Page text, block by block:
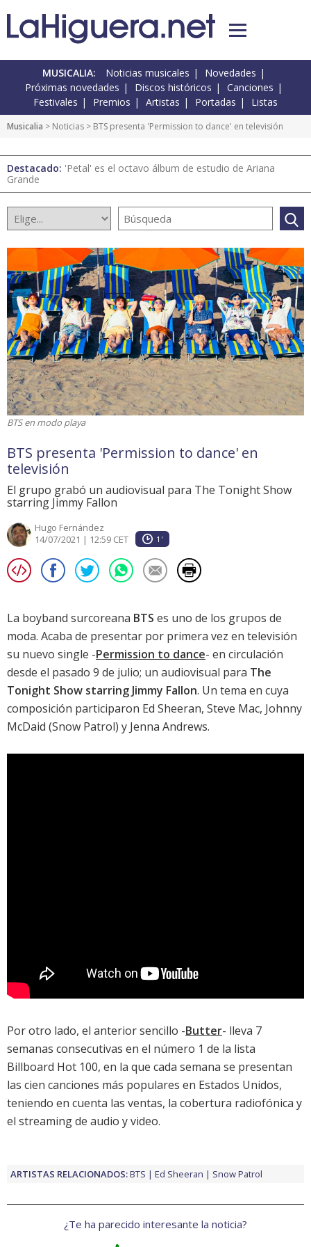
MUSICALIA: Noticias musicales
Novedades
Próximas novedades
Discos históricos
Canciones
Festivales
Premios Artistas Portadas Listas
Musicalia > Noticias > BTS presenta 'Permission to dance' en televisión
Destacado: 'Petal' es el octavo álbum de estudio de Ariana
Grande
BTS en modo playa
BTS presenta 'Permission to dance' en
televisión
El grupo grabó un audiovisual para The Tonight Show
starring Jimmy Fallon
Hugo Fernández
14/07/2021 | 12:59 CET
1'
La boyband surcoreana BTS es uno de los grupos de
moda. Acaba de presentar por primera vez en televisión
su nuevo single -Permission to dance- en circulación
desde el pasado 9 de julio; un audiovisual para The
Tonight Show starring Jimmy Fallon. Un tema en cuya
composición participaron Ed Sheeran, Steve Mac, Johnny
McDaid (Snow Patrol) y Jenna Andrews.
Por otro lado, el anterior sencillo -Butter- lleva 7
semanas consecutivas en el número 1 de la lista
Billboard Hot 100, en la que cada semana se presentan
las cien canciones más populares en Estados Unidos,
teniendo en cuenta las ventas, la cobertura radiofónica y
el streaming de audio y video.
ARTISTAS RELACIONADOS:BTS Ed Sheeran Snow Patrol
¿Te ha parecido interesante la noticia?